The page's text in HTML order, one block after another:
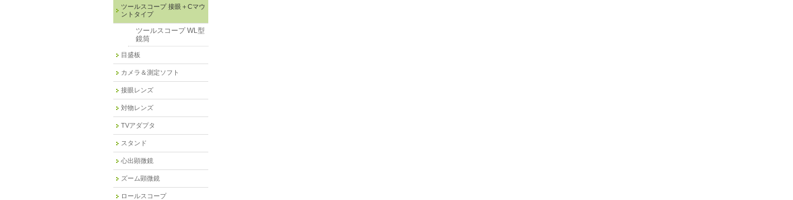
ツールスコープ 接眼＋Cマウ
ントタイプ
ツールスコープ WL型
鏡筒
目盛板
カメラ＆測定ソフト
接眼レンズ
対物レンズ
TVアダプタ
スタンド
心出顕微鏡
ズーム顕微鏡
ロールスコープ